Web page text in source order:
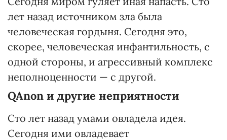
лет назад источником зла была
человеческая гордыня. Сегодня это,
скорее, человеческая инфантильность, с
одной стороны, и агрессивный комплекс
неполноценности — с другой.
QAnon и другие неприятности
Сто лет назад умами овладела идея.
Сегодня ими овладевает